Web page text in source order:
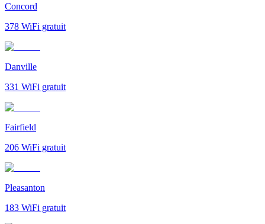
Concord
378 WiFi gratuit
Danville
331 WiFi gratuit
Fairfield
206 WiFi gratuit
Pleasanton
183 WiFi gratuit